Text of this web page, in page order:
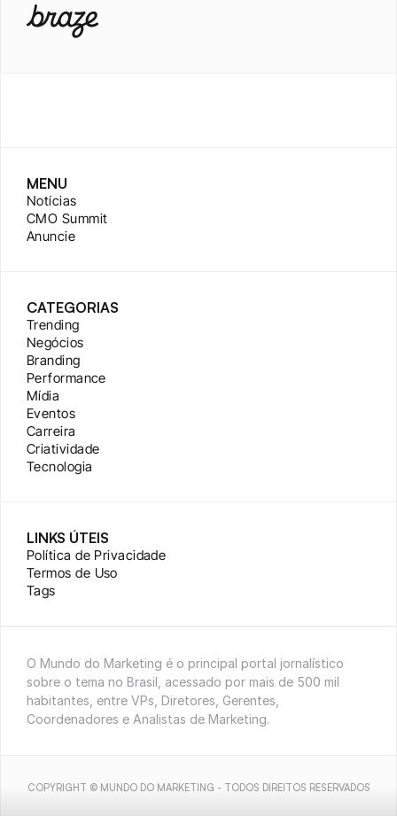
MENU
Notícias
CMO Summit
Anuncie
CATEGORIAS
Trending
Negócios
Branding
Performance
Mídia
Eventos
Carreira
Criatividade
Tecnologia
LINKS ÚTEIS
Política de Privacidade
Termos de Uso
Tags
O Mundo do Marketing é o principal portal jornalístico
sobre o tema no Brasil, acessado por mais de 500 mil
habitantes, entre VPs, Diretores, Gerentes,
Coordenadores e Analistas de Marketing.
COPYRIGHT © MUNDO DO MARKETING - TODOS DIREITOS RESERVADOS